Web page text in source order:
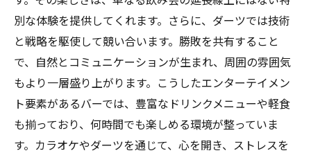
別な体験を提供してくれます。さらに、ダーツでは技術
と戦略を駆使して競い合います。勝敗を共有すること
で、自然とコミュニケーションが生まれ、周囲の雰囲気
もより一層盛り上がります。こうしたエンターテイメン
ト要素があるバーでは、豊富なドリンクメニューや軽食
も揃っており、何時間でも楽しめる環境が整っていま
す。カラオケやダーツを通じて、心を開き、ストレスを